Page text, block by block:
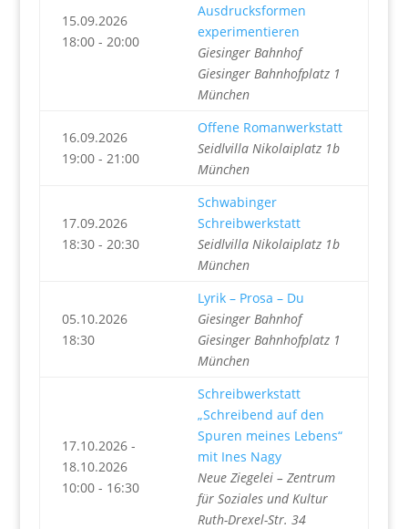
15.09.2026
18:00 - 20:00
Ausdrucksformen
experimentieren
Giesinger Bahnhof
Giesinger Bahnhofplatz 1
München
16.09.2026
19:00 - 21:00
Offene Romanwerkstatt
Seidlvilla Nikolaiplatz 1b
München
17.09.2026
18:30 - 20:30
Schwabinger
Schreibwerkstatt
Seidlvilla Nikolaiplatz 1b
München
05.10.2026
18:30
Lyrik – Prosa – Du
Giesinger Bahnhof
Giesinger Bahnhofplatz 1
München
17.10.2026 -
18.10.2026
10:00 - 16:30
Schreibwerkstatt
„Schreibend auf den
Spuren meines Lebens“
mit Ines Nagy
Neue Ziegelei – Zentrum
für Soziales und Kultur
Ruth-Drexel-Str. 34